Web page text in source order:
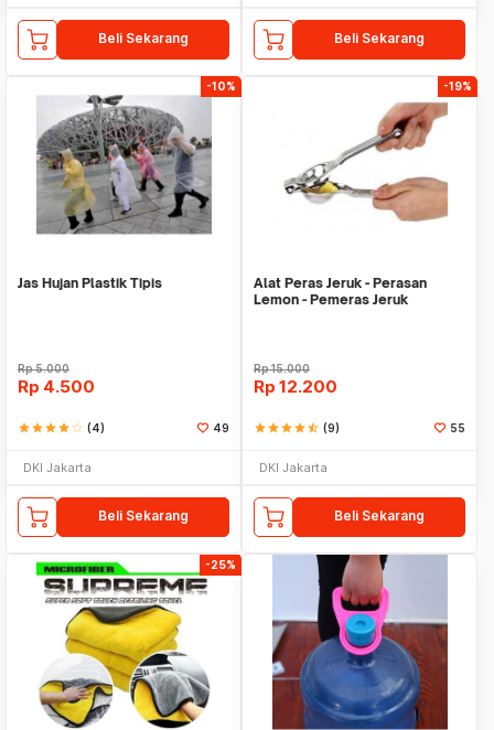
Beli Sekarang Beli Sekarang
-10%
Jas Hujan Plastik Tipis
Rp5.000
Rp 4.500
starstarstarstarstar_border (4) 49
DKI Jakarta
Beli Sekarang
-19%
Alat Peras Jeruk - Perasan
Lemon - Pemeras Jeruk
Rp15.000
Rp 12.200
starstarstarstarstar_half (9) 55
DKI Jakarta
Beli Sekarang
-25%